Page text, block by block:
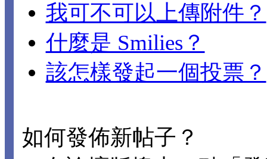
我可不可以上傳附件？
什麼是 Smilies？
該怎樣發起一個投票？
如何發佈新帖子？